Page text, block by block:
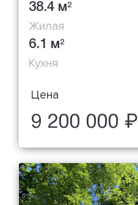
38.4 м2
Жилая
6.1 м2
Кухня
Цена
9 200 000 ₽